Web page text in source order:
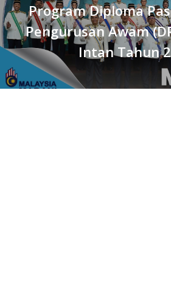
Program Diploma
Pengurusan Awam
Intan Tahun